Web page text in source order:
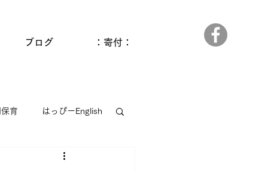
ブログ ：寄付：
育 はっぴーEnglish
ゆうゆう和田館